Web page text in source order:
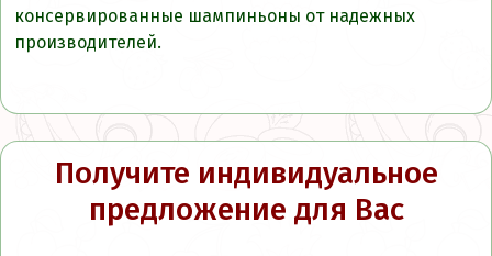
консервированные шампиньоны от надежных
производителей.
Получите индивидуальное
предложение для Вас